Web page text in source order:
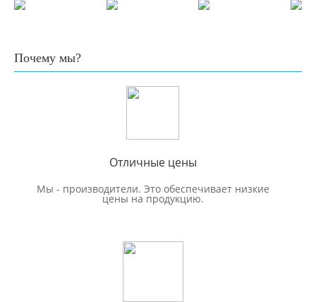
Почему мы?
Отличные цены
Мы - производители. Это обеспечивает низкие
цены на продукцию.